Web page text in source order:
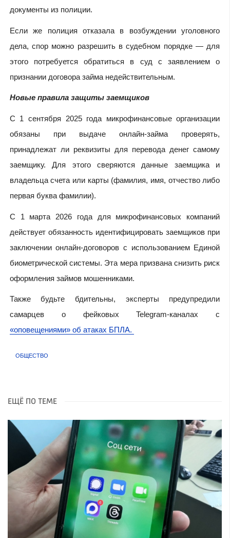
документы из полиции.
Если же полиция отказала в возбуждении уголовного
дела, спор можно разрешить в судебном порядке — для
этого потребуется обратиться в суд с заявлением о
признании договора займа недействительным.
Новые правила защиты заемщиков
С 1 сентября 2025 года микрофинансовые организации
обязаны при выдаче онлайн-займа проверять,
принадлежат ли реквизиты для перевода денег самому
заемщику. Для этого сверяются данные заемщика и
владельца счета или карты (фамилия, имя, отчество либо
первая буква фамилии).
С 1 марта 2026 года для микрофинансовых компаний
действует обязанность идентифицировать заемщиков при
заключении онлайн-договоров с использованием Единой
биометрической системы. Эта мера призвана снизить риск
оформления займов мошенниками.
Также будьте бдительны, эксперты предупредили
самарцев о фейковых Telegram-каналах с
«оповещениями» об атаках БПЛА.
ОБЩЕСТВО
ЕЩЁ ПО ТЕМЕ